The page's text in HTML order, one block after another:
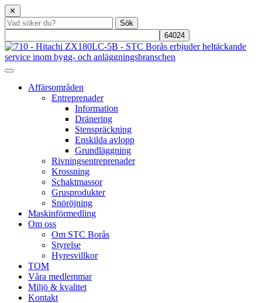
✕
Affärsområden
Entreprenader
Information
Dränering
Stenspräckning
Enskilda avlopp
Grundläggning
Rivningsentreprenader
Krossning
Schaktmassor
Grusprodukter
Snöröjning
Maskinförmedling
Om oss
Om STC Borås
Styrelse
Hyresvillkor
TOM
Våra medlemmar
Miljö & kvalitet
Kontakt